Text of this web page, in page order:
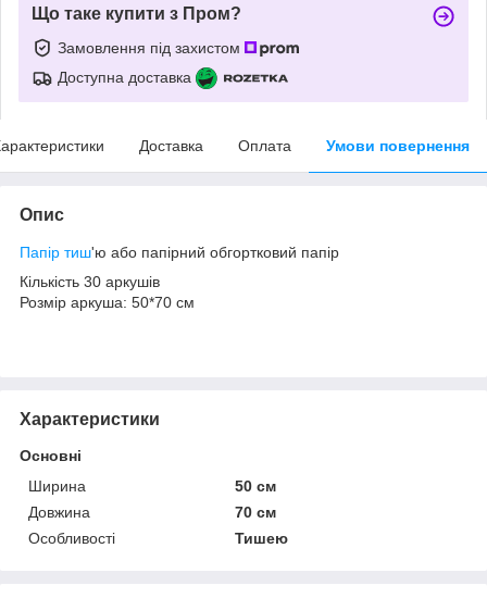
Що таке купити з Пром?
Замовлення під захистом
Доступна доставка
Доставка Оплата Умови повернення
Опис
Папір тиш'ю або папірний обгортковий папір
Кількість 30 аркушів
Розмір аркуша: 50*70 см
Характеристики
Основні
Ширина
50 см
Довжина
70 см
Особливості
Тишею